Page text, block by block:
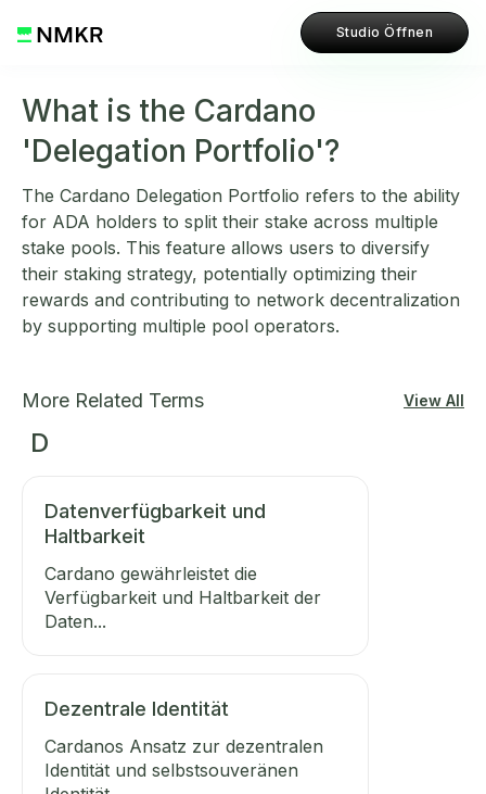
Studio Öffnen
What is the Cardano
'Delegation Portfolio'?
The Cardano Delegation Portfolio refers to the ability
for ADA holders to split their stake across multiple
stake pools. This feature allows users to diversify
their staking strategy, potentially optimizing their
rewards and contributing to network decentralization
by supporting multiple pool operators.
More Related Terms View All
D
Datenverfügbarkeit und
Haltbarkeit
Cardano gewährleistet die
Verfügbarkeit und Haltbarkeit der
Daten...
Dezentrale Identität
Cardanos Ansatz zur dezentralen
Identität und selbstsouveränen